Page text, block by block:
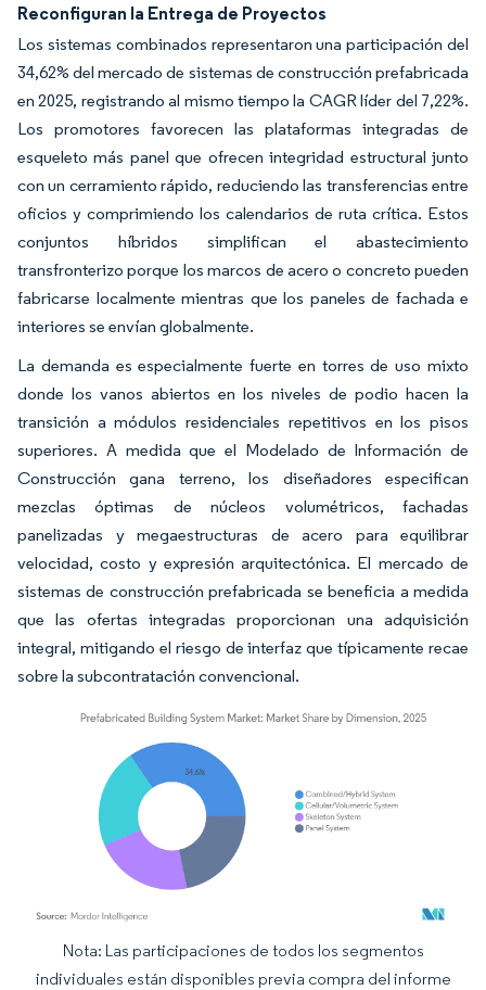
Reconfiguran la Entrega de Proyectos
Los sistemas combinados representaron una participación del
34,62% del mercado de sistemas de construcción prefabricada
en 2025, registrando al mismo tiempo la CAGR líder del 7,22%.
Los promotores favorecen las plataformas integradas de
esqueleto más panel que ofrecen integridad estructural junto
con un cerramiento rápido, reduciendo las transferencias entre
oficios y comprimiendo los calendarios de ruta crítica. Estos
conjuntos híbridos simplifican el abastecimiento
transfronterizo porque los marcos de acero o concreto pueden
fabricarse localmente mientras que los paneles de fachada e
interiores se envían globalmente.
La demanda es especialmente fuerte en torres de uso mixto
donde los vanos abiertos en los niveles de podio hacen la
transición a módulos residenciales repetitivos en los pisos
superiores. A medida que el Modelado de Información de
Construcción gana terreno, los diseñadores especifican
mezclas óptimas de núcleos volumétricos, fachadas
panelizadas y megaestructuras de acero para equilibrar
velocidad, costo y expresión arquitectónica. El mercado de
sistemas de construcción prefabricada se beneficia a medida
que las ofertas integradas proporcionan una adquisición
integral, mitigando el riesgo de interfaz que típicamente recae
sobre la subcontratación convencional.
Imagen © Mordor Intelligence. El uso requiere atribución según CC BY 4.0.
Nota: Las participaciones de todos los segmentos
individuales están disponibles previa compra del informe